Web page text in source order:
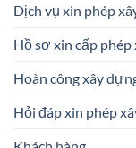
Dịch vụ xin phép
Hồ sơ xin cấp phép
Hoàn công xây
Hỏi đáp xin phép